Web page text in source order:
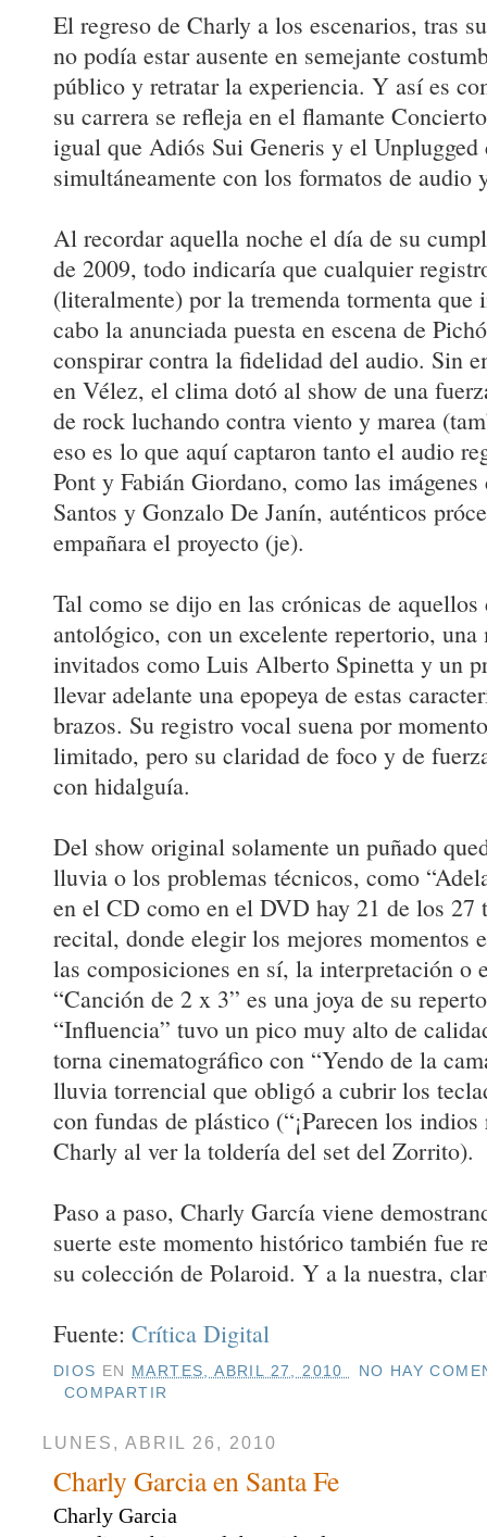
El regreso de Charly a los escenarios, tras
no podía estar ausente en semejante
público y retratar la experiencia. Y así es
su carrera se refleja en el flamante
igual que Adiós Sui Generis y el Unplugged
simultáneamente con los formatos de audio
Al recordar aquella noche el día de su
de 2009, todo indicaría que cualquier
(literalmente) por la tremenda tormenta
cabo la anunciada puesta en escena de
conspirar contra la fidelidad del audio. Sin
en Vélez, el clima dotó al show de una
de rock luchando contra viento y marea
eso es lo que aquí captaron tanto el audio
Pont y Fabián Giordano, como las
Santos y Gonzalo De Janín, auténticos
empañara el proyecto (je).
Tal como se dijo en las crónicas de
antológico, con un excelente repertorio, una
invitados como Luis Alberto Spinetta y un
llevar adelante una epopeya de estas
brazos. Su registro vocal suena por
limitado, pero su claridad de foco y de
con hidalguía.
Del show original solamente un puñado
lluvia o los problemas técnicos, como
en el CD como en el DVD hay 21 de los 27
recital, donde elegir los mejores momentos
las composiciones en sí, la interpretación o
“Canción de 2 x 3” es una joya de su
“Influencia” tuvo un pico muy alto de
torna cinematográfico con “Yendo de la
lluvia torrencial que obligó a cubrir los
con fundas de plástico (“¡Parecen los
Charly al ver la toldería del set del Zorrito).
Paso a paso, Charly García viene
suerte este momento histórico también fue
su colección de Polaroid. Y a la nuestra,
Fuente: Crítica Digital
DIOS EN MARTES, ABRIL 27, 2010
NO HAY
COMPARTIR
LUNES, ABRIL 26, 2010
Charly Garcia en Santa Fe
Charly Garcia